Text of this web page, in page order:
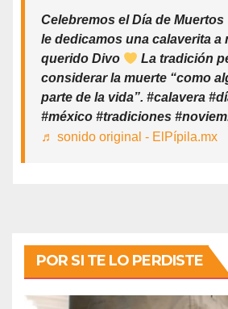
Celebremos el Día de Muertos
le dedicamos una calaverita a
querido Divo
La tradición
considerar la muerte “como
parte de la vida”. #calavera
#méxico #tradiciones
♬ sonido original - ElPípila.mx
POR SI TE LO PERDISTE